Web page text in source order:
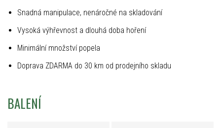
Snadná manipulace, nenáročné na skladování
Vysoká výhřevnost a dlouhá doba hoření
Minimální množství popela
Doprava ZDARMA do 30 km od prodejního skladu
BALENÍ